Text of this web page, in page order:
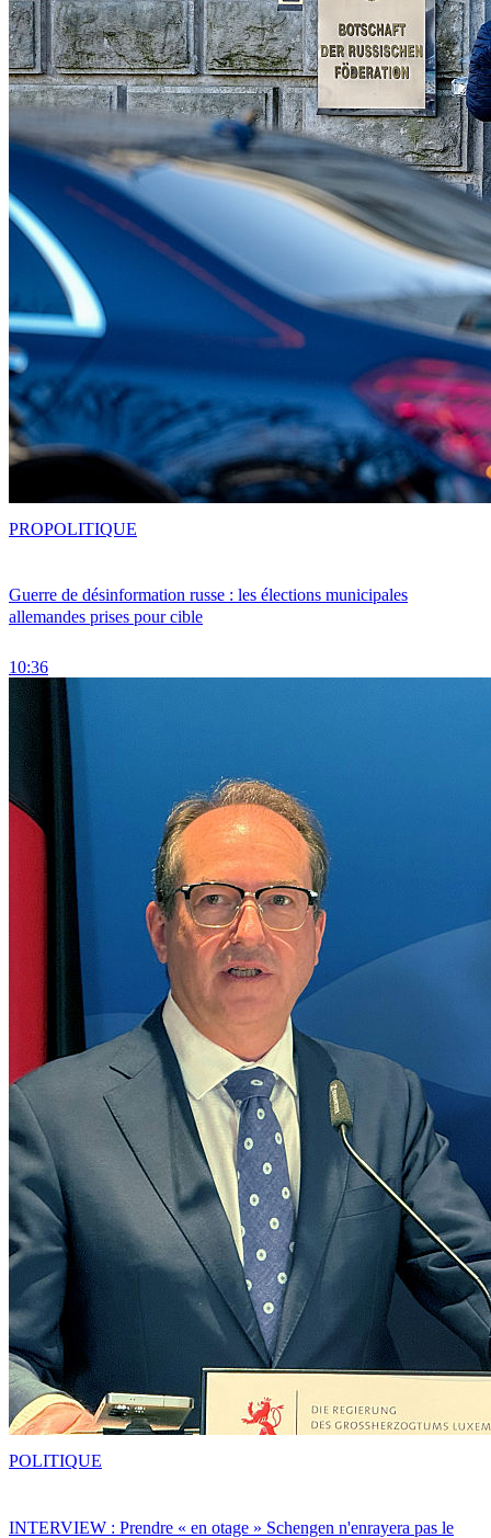
Guerre de désinformation russe : les élections municipales
allemandes prises pour cible
10:36
PROPOLITIQUE
INTERVIEW : Prendre « en otage » Schengen n'enrayera pas le
POLITIQUE